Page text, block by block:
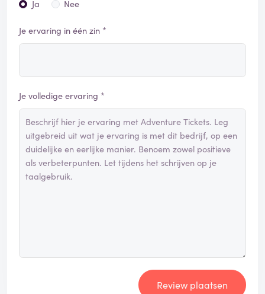
Ja Nee
Je ervaring in één zin *
Je volledige ervaring *
Review plaatsen